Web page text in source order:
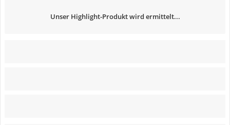
Unser Highlight-Produkt wird ermittelt...